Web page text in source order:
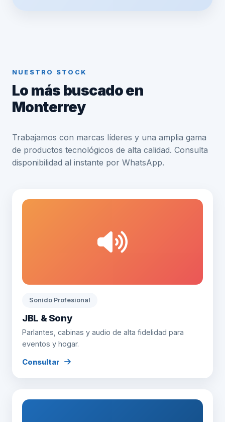
NUESTRO STOCK
Lo más buscado en
Monterrey
Trabajamos con marcas líderes y una amplia gama
de productos tecnológicos de alta calidad. Consulta
disponibilidad al instante por WhatsApp.
Sonido Profesional
JBL & Sony
Parlantes, cabinas y audio de alta fidelidad para
eventos y hogar.
Consultar